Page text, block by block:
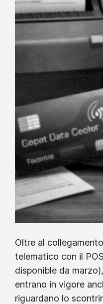
Oltre al
telematico con il
disponible da
entrano in vigore
riguardano lo